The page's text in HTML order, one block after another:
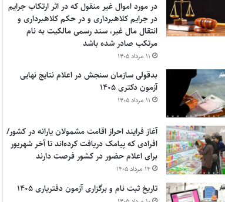
در مورد اموال غیر منقول که در اثر ارتکاب جرایم
در جرایم کلاهبرداری و در حکم کلاهبرداری و
انتقال مال غیر، سند رسمی مالکیت به نام
مرتکب صادر شده باشد
۱۱ مرداد ۱۴۰۵
بدقولی سازمان سنجش در اعلام نتایج نهایی
آزمون دکتری ۱۴۰۵
۱۱ مرداد ۱۴۰۵
آغاز فرایند احراز اقامت مشمولان یارانه در کشور/
افرادی که پیامک دریافت کرده‌اند تا آخر شهریور
برای اعلام حضور در کشور فرصت دارند
۱۴ مرداد ۱۴۰۵
تاریخ ثبت نام و برگزاری آزمون دفتریاری ۱۴۰۵